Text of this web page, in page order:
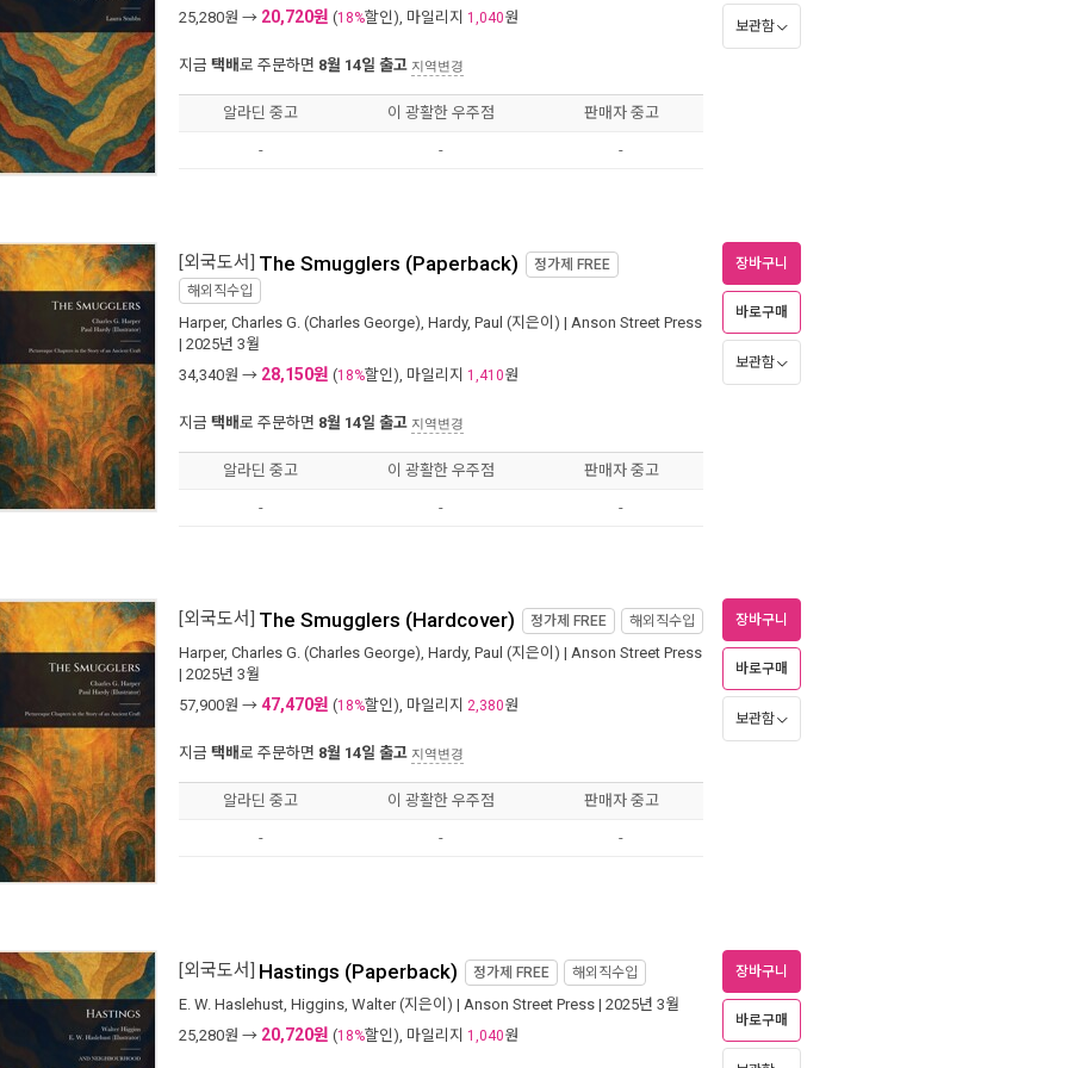
25,280원 → 20,720원 (18%할인), 마일리지 1,040원
지금 택배로 주문하면 8월 14일 출고 지역변경
보관함
알라딘 중고 이 광활한 우주점 판매자 중고
- - -
[외국도서] The Smugglers (Paperback) 정가제 FREE
해외직수입
Harper, Charles G. (Charles George), Hardy, Paul (지은이) | Anson Street Press
| 2025년 3월
34,340원 → 28,150원 (18%할인), 마일리지 1,410원
지금 택배로 주문하면 8월 14일 출고 지역변경
장바구니
바로구매
보관함
알라딘 중고 이 광활한 우주점 판매자 중고
- - -
[외국도서] The Smugglers (Hardcover) 정가제 FREE 해외직수입
Harper, Charles G. (Charles George), Hardy, Paul (지은이) | Anson Street Press
| 2025년 3월
57,900원 → 47,470원 (18%할인), 마일리지 2,380원
지금 택배로 주문하면 8월 14일 출고 지역변경
장바구니
바로구매
보관함
알라딘 중고 이 광활한 우주점 판매자 중고
- - -
[외국도서] Hastings (Paperback) 정가제 FREE 해외직수입
E. W. Haslehust, Higgins, Walter(지은이) | Anson Street Press | 2025년 3월
25,280원 → 20,720원 (18%할인), 마일리지 1,040원
장바구니
바로구매